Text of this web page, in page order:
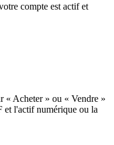
compte est actif et
« Acheter » ou « Vendre »
et l'actif numérique ou la